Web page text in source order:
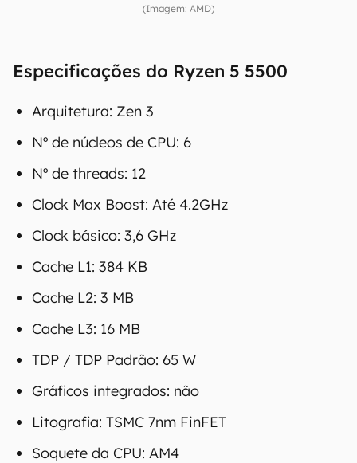
(Imagem: AMD)
Especificações do Ryzen 5 5500
Arquitetura: Zen 3
Nº de núcleos de CPU: 6
Nº de threads: 12
Clock Max Boost: Até 4.2GHz
Clock básico: 3,6 GHz
Cache L1: 384 KB
Cache L2: 3 MB
Cache L3: 16 MB
TDP / TDP Padrão: 65 W
Gráficos integrados: não
Litografia: TSMC 7nm FinFET
Soquete da CPU: AM4